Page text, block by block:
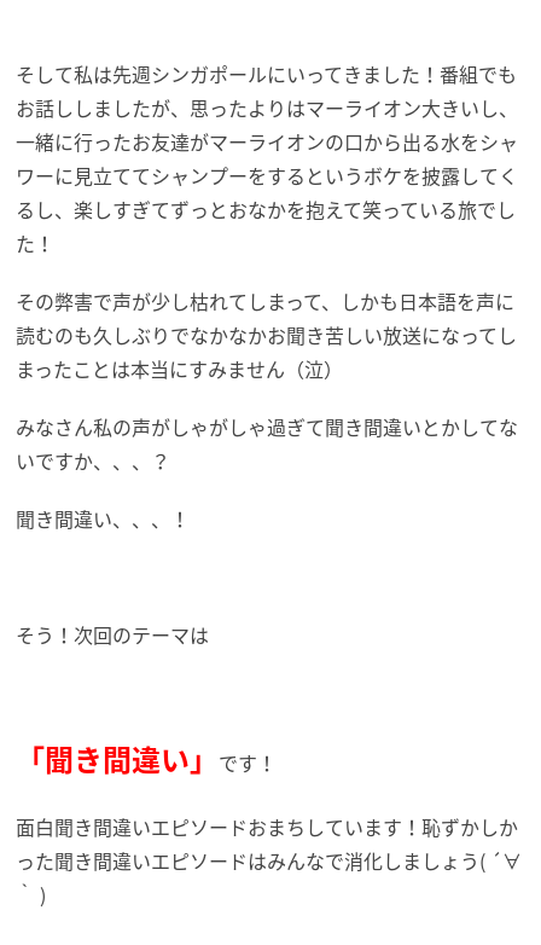
そして私は先週シンガポールにいってきました！番組でも
お話ししましたが、思ったよりはマーライオン大きいし、
一緒に行ったお友達がマーライオンの口から出る水をシャ
ワーに見立ててシャンプーをするというボケを披露してく
るし、楽しすぎてずっとおなかを抱えて笑っている旅でし
た！
その弊害で声が少し枯れてしまって、しかも日本語を声に
読むのも久しぶりでなかなかお聞き苦しい放送になってし
まったことは本当にすみません（泣）
みなさん私の声がしゃがしゃ過ぎて聞き間違いとかしてな
いですか、、、？
聞き間違い、、、！
そう！次回のテーマは
「聞き間違い」 です！
面白聞き間違いエピソードおまちしています！恥ずかしか
った聞き間違いエピソードはみんなで消化しましょう( ´∀
｀ )